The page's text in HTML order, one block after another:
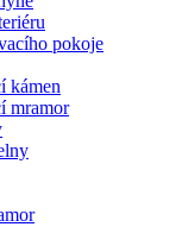
pokoje
kámen
mramor